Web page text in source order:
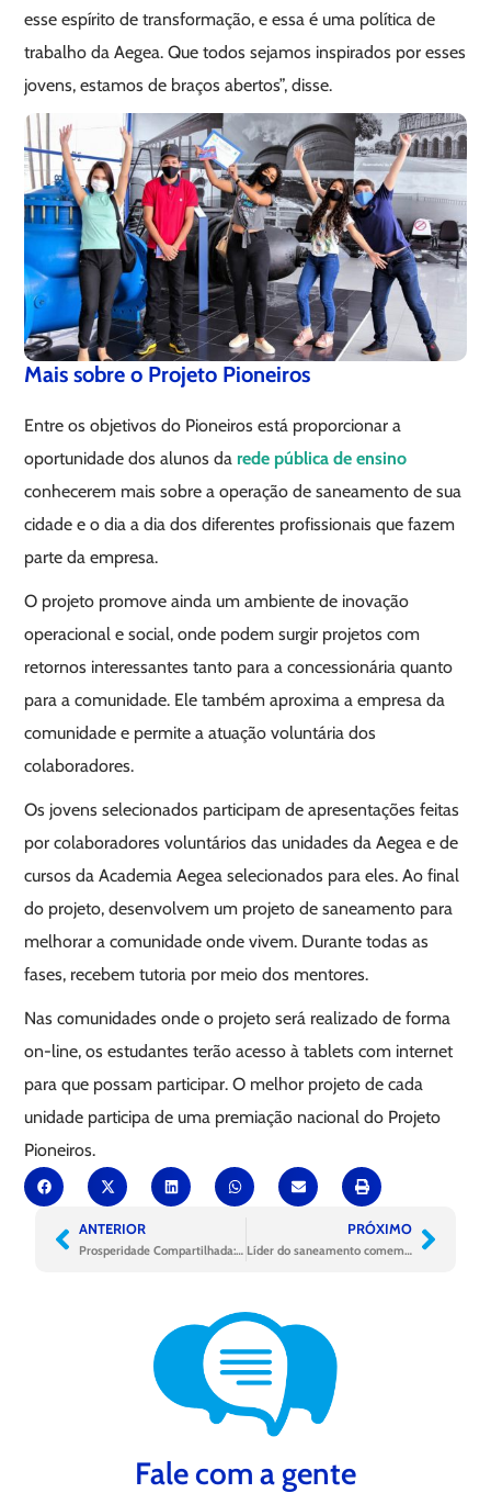
esse espírito de transformação, e essa é uma política de
trabalho da Aegea. Que todos sejamos inspirados por esses
jovens, estamos de braços abertos”, disse.
Mais sobre o Projeto Pioneiros
Entre os objetivos do Pioneiros está proporcionar a
oportunidade dos alunos da rede pública de ensino
conhecerem mais sobre a operação de saneamento de sua
cidade e o dia a dia dos diferentes profissionais que fazem
parte da empresa.
O projeto promove ainda um ambiente de inovação
operacional e social, onde podem surgir projetos com
retornos interessantes tanto para a concessionária quanto
para a comunidade. Ele também aproxima a empresa da
comunidade e permite a atuação voluntária dos
colaboradores.
Os jovens selecionados participam de apresentações feitas
por colaboradores voluntários das unidades da Aegea e de
cursos da Academia Aegea selecionados para eles. Ao final
do projeto, desenvolvem um projeto de saneamento para
melhorar a comunidade onde vivem. Durante todas as
fases, recebem tutoria por meio dos mentores.
Nas comunidades onde o projeto será realizado de forma
on-line, os estudantes terão acesso à tablets com internet
para que possam participar. O melhor projeto de cada
unidade participa de uma premiação nacional do Projeto
Pioneiros.
ANTERIOR
Prosperidade Compartilhada: o elo do bem por meio do saneamento
PRÓXIMO
Líder do saneamento comemora 12 anos de atuação
Fale com a gente